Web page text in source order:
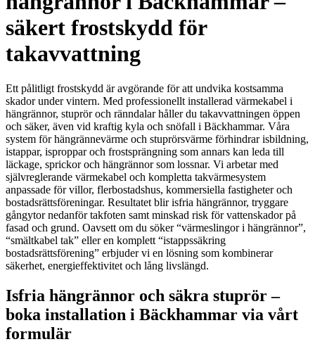
säkert frostskydd för
takavvattning
Ett pålitligt frostskydd är avgörande för att undvika kostsamma
skador under vintern. Med professionellt installerad värmekabel i
hängrännor, stuprör och ränndalar håller du takavvattningen öppen
och säker, även vid kraftig kyla och snöfall i Bäckhammar. Våra
system för hängrännevärme och stuprörsvärme förhindrar isbildning,
istappar, isproppar och frostsprängning som annars kan leda till
läckage, sprickor och hängrännor som lossnar. Vi arbetar med
självreglerande värmekabel och kompletta takvärmesystem
anpassade för villor, flerbostadshus, kommersiella fastigheter och
bostadsrättsföreningar. Resultatet blir isfria hängrännor, tryggare
gångytor nedanför takfoten samt minskad risk för vattenskador på
fasad och grund. Oavsett om du söker “värmeslingor i hängrännor”,
“smältkabel tak” eller en komplett “istappssäkring
bostadsrättsförening” erbjuder vi en lösning som kombinerar
säkerhet, energieffektivitet och lång livslängd.
Isfria hängrännor och säkra stuprör –
boka installation i Bäckhammar via vårt
formulär